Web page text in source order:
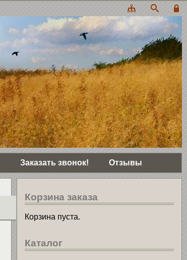
Заказать звонок! Отзывы
Корзина заказа
Корзина пуста.
Каталог